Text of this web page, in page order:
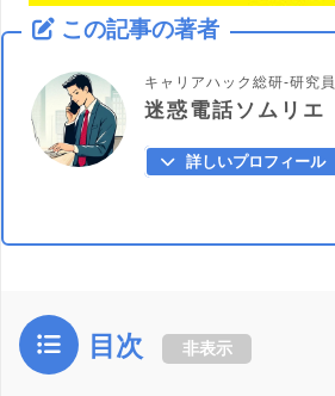
この記事の著者
キャリアハック総研-研究員
迷惑電話ソムリエ
詳しいプロフィール
目次 非表示